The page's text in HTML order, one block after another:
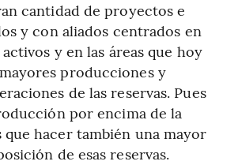
cantidad de proyectos e
y con aliados centrados en
y en las áreas que hoy
producciones y
de las reservas. Pues
por encima de la
hacer también una mayor
de esas reservas.